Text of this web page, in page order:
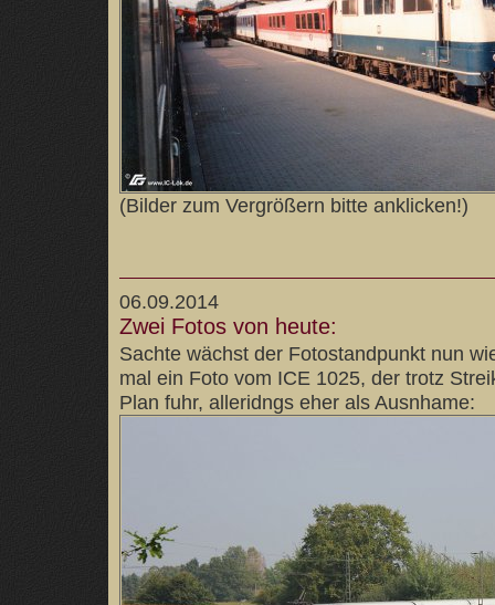
(Bilder zum Vergrößern bitte anklicken!)
06.09.2014
Zwei Fotos von heute:
Sachte wächst der Fotostandpunkt nun
mal ein Foto vom ICE 1025, der trotz
Plan fuhr, alleridngs eher als Ausnhame: